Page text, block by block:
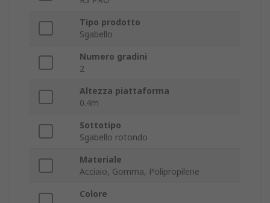
Tipo prodotto
Sgabello
Numero gradini
2
Altezza piattaforma
0.4m
Sottotipo
Sgabello rotondo
Materiale
Acciaio, Gomma, Polipropilene
Colore